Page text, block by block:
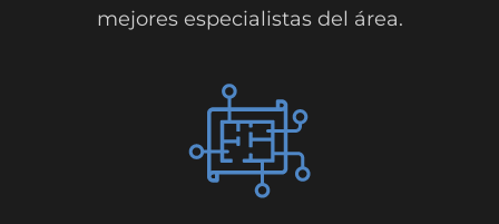
mejores especialistas del área.